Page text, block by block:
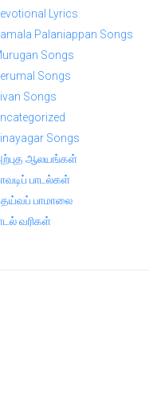
Lyrics
Palaniappan Songs
Songs
Songs
Songs
Songs
ஆலயங்கள்
பாடல்கள்
பாமாலை
வரிகள்